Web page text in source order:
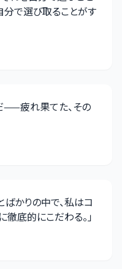
分で選び取ることがす
——疲れ果てた、その
かりの中で、私はコ
徹底的にこだわる。」